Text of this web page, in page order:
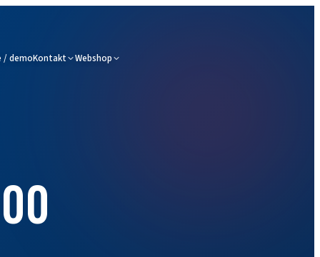
/ demoKontakt Webshop